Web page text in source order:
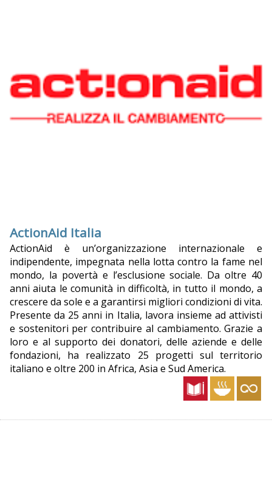
ActionAid Italia
ActionAid è un’organizzazione internazionale e
indipendente, impegnata nella lotta contro la fame nel
mondo, la povertà e l’esclusione sociale. Da oltre 40
anni aiuta le comunità in difficoltà, in tutto il mondo, a
crescere da sole e a garantirsi migliori condizioni di vita.
Presente da 25 anni in Italia, lavora insieme ad attivisti
e sostenitori per contribuire al cambiamento. Grazie a
loro e al supporto dei donatori, delle aziende e delle
fondazioni, ha realizzato 25 progetti sul territorio
italiano e oltre 200 in Africa, Asia e Sud America.